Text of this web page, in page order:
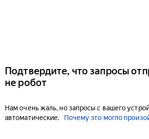
Подтвердите, что запросы
не робот
Нам очень жаль, но запросы с вашего
автоматические.
Почему это могло